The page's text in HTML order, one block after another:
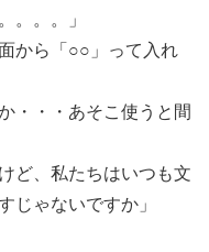
。。。」
から「○○」って入れ
・・・あそこ使うと間
ど、私たちはいつも文
じゃないですか」